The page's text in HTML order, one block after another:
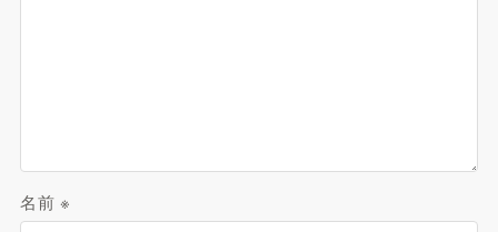
名前※